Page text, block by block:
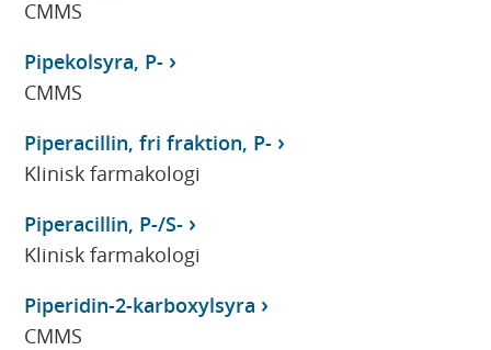
CMMS
Pipekolsyra, P-
CMMS
Piperacillin, fri fraktion, P-
Klinisk farmakologi
Piperacillin, P-/S-
Klinisk farmakologi
Piperidin-2-karboxylsyra
CMMS